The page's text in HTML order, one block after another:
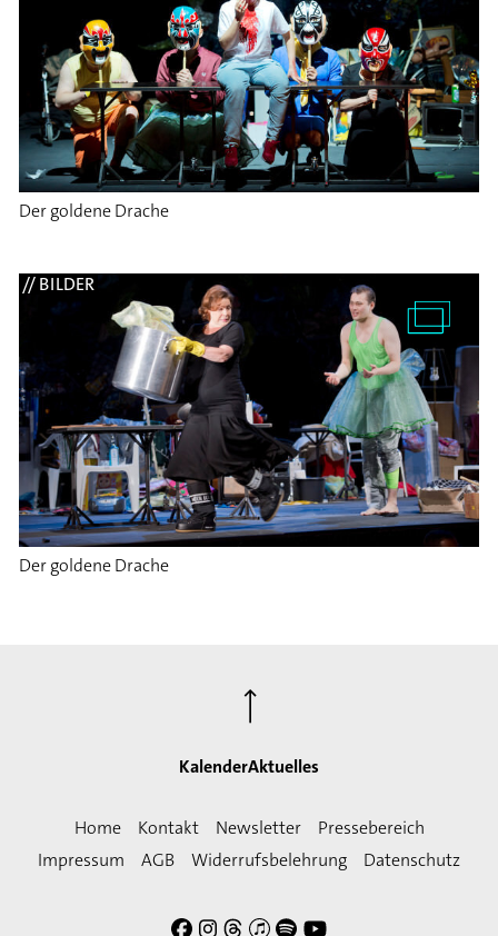
Der goldene Drache
// BILDER
Der goldene Drache
KalenderAktuelles
⟶
Home Kontakt Newsletter
Pressebereich
Impressum
AGB Widerrufsbelehrung Datenschutz